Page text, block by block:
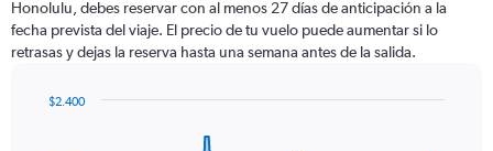
Honolulu, debes reservar con al menos 27 días de anticipación a la
fecha prevista del viaje. El precio de tu vuelo puede aumentar si lo
retrasas y dejas la reserva hasta una semana antes de la salida.
$2.400